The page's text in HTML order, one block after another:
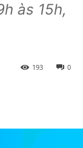
às 15h,
0
193